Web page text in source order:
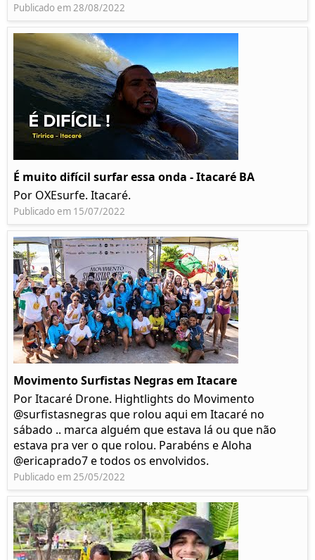
Publicado em 28/08/2022
É muito difícil surfar essa onda - Itacaré BA
Por OXEsurfe. Itacaré.
Publicado em 15/07/2022
Movimento Surfistas Negras em Itacare
Por Itacaré Drone. Hightlights do Movimento
@surfistasnegras que rolou aqui em Itacaré no
sábado .. marca alguém que estava lá ou que não
estava pra ver o que rolou. Parabéns e Aloha
@ericaprado7 e todos os envolvidos.
Publicado em 25/05/2022